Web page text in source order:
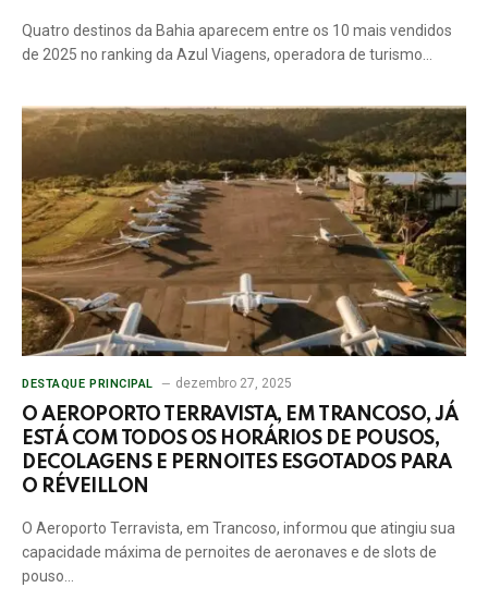
Quatro destinos da Bahia aparecem entre os 10 mais vendidos
de 2025 no ranking da Azul Viagens, operadora de turismo…
DESTAQUE PRINCIPAL dezembro 27, 2025
O AEROPORTO TERRAVISTA, EM TRANCOSO, JÁ
ESTÁ COM TODOS OS HORÁRIOS DE POUSOS,
DECOLAGENS E PERNOITES ESGOTADOS PARA
O RÉVEILLON
O Aeroporto Terravista, em Trancoso, informou que atingiu sua
capacidade máxima de pernoites de aeronaves e de slots de
pouso…